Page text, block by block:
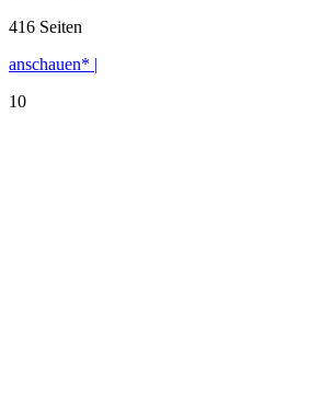
416 Seiten
anschauen* |
10